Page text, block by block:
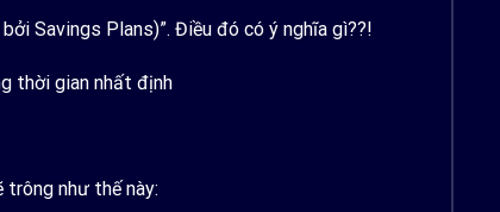
Savings Plans)”. Điều đó có ý nghĩa gì??!
thời gian nhất định
trông như thế này: